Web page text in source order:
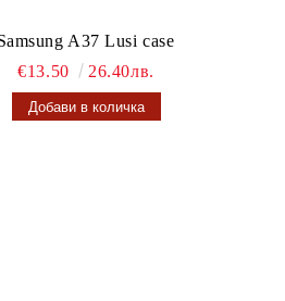
A37 Lusi case
€13.50
26.40лв.